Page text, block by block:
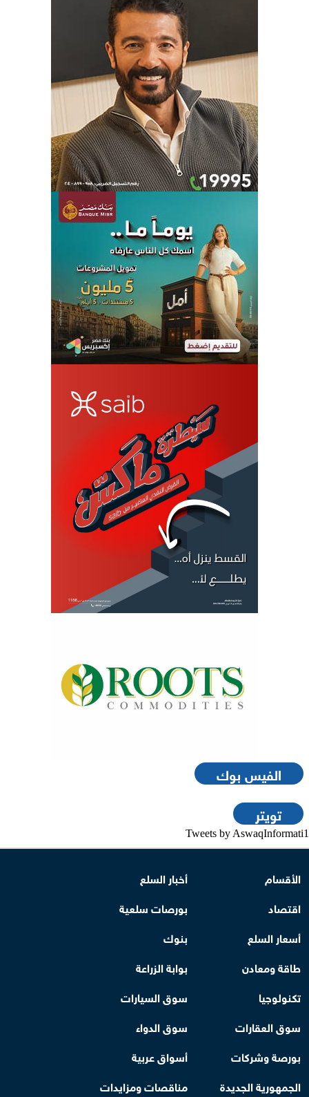
الفيس بوك
تويتر
Tweets by AswaqInformati1
الأقسام
أخبار السلع
اقتصاد
بورصات سلعية
أسعار السلع
بنوك
طاقة ومعادن
بوابة الزراعة
تكنولوجيا
سوق السيارات
سوق العقارات
سوق الدواء
بورصة وشركات
أسواق عربية
الجمهورية الجديدة
مناقصات ومزايدات